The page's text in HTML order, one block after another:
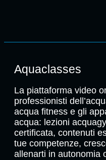
Aquaclasses
La piattaforma video
professionisti
acqua fitness e gli
acqua: lezioni
certificata, contenuti
tue competenze,
allenarti in autonomia